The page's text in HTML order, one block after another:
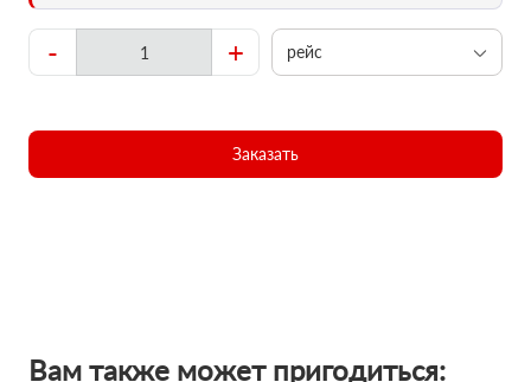
- + рейс
Заказать
Вам также может пригодиться: